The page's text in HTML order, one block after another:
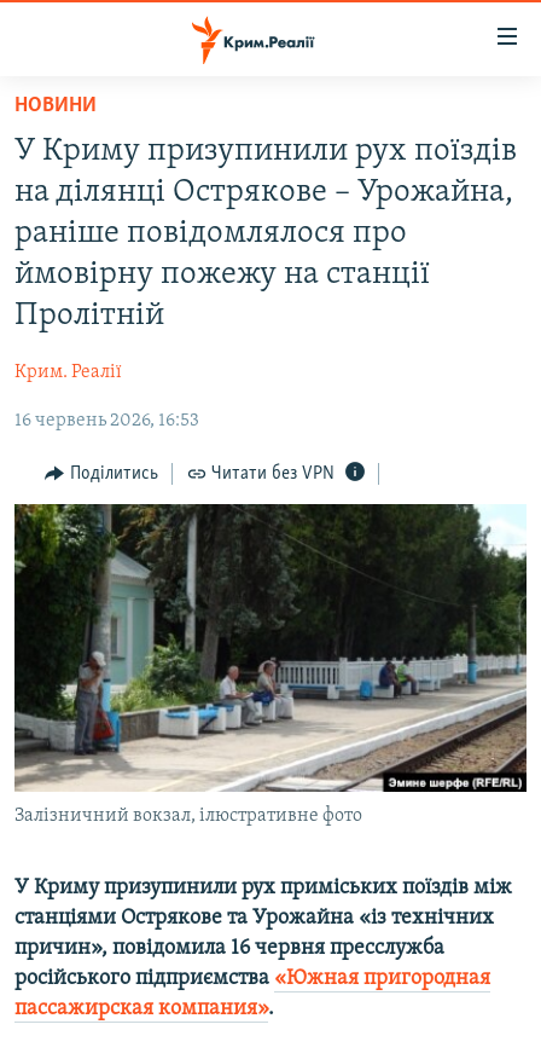
Перейти
основного
матеріалу
Перейти
до
основної
навігації
Перейти
до
ВОДА.КРИМ
ВІДЕО ТА ФОТО
ПОЛІТИКА
БЛОГИ
ІНТЕРВ'Ю
ВСЕ ЗА ДЕНЬ
СПЕЦПРОЕКТИ
ДЕПОРТАЦІЯ
ВІДЕОУРОКИ «ELIFBE»
СВІДЧЕННЯ ОКУПАЦІЇ
УКРАЇНСЬКА ПРОБЛЕМА КРИМУ
ІНФОГРАФІКА
ЯК ОБІЙТИ БЛОКУВАННЯ
Русский
Qırımtatar
ДОЛУЧАЙСЯ!
Усі сайти RFE/RL
НОВИНИ
У Криму призупинили рух поїздів
на ділянці Острякове – Урожайна,
раніше повідомлялося про
ймовірну пожежу на станції
Пролітній
Крим. Реалії
16 червень 2026, 16:53
Поділитись Читати без VPN
Залізничний вокзал, ілюстративне фото
У Криму призупинили рух приміських поїздів між
станціями Острякове та Урожайна «із технічних
причин», повідомила 16 червня пресслужба
російського підприємства «Южная пригородная
пассажирская компания».